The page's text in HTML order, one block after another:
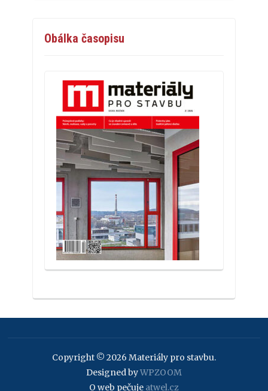
Obálka časopisu
Copyright © 2026 Materiály pro stavbu.
Designed byWPZOOM
O web pečuje atwel.cz